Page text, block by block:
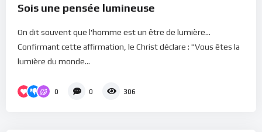
Sois une pensée lumineuse
On dit souvent que l'homme est un être de lumière...
Confirmant cette affirmation, le Christ déclare : "Vous êtes la
lumière du monde...
0 0 306